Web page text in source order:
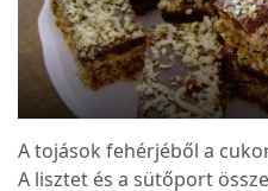
A tojások fehérjéből a
A lisztet és a sütőport